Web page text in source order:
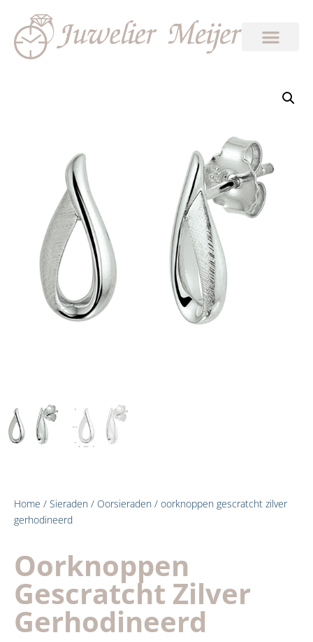
Home / Sieraden / Oorsieraden / oorknoppen gescratcht zilver
gerhodineerd
Oorknoppen
Gescratcht Zilver
Gerhodineerd